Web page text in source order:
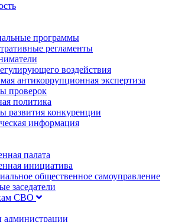
программы
регламенты
воздействия
антикоррупционная экспертиза
проверок
политика
развития конкуренции
информация
палата
инициатива
общественное самоуправление
заседатели
СВО
администрации